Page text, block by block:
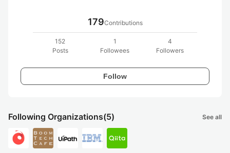
179Contributions
152
Posts
1
Followees
4
Followers
Follow
Following Organizations(5) See all